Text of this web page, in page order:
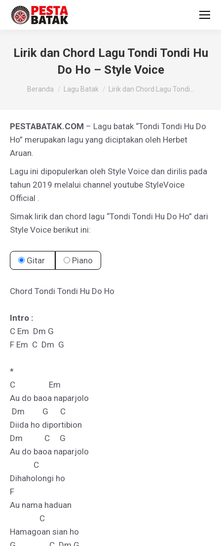
Lirik dan Chord Lagu Tondi Tondi Hu
Do Ho – Style Voice
You are here:
Beranda Lagu Batak Lirik dan Chord Lagu Tondi…
PESTABATAK.COM – Lagu batak “Tondi Tondi Hu Do
Ho” merupakan lagu yang diciptakan oleh Herbet
Aruan.
Lagu ini dipopulerkan oleh Style Voice dan dirilis pada
tahun 2019 melalui channel youtube StyleVoice
Official .
Simak lirik dan chord lagu “Tondi Tondi Hu Do Ho” dari
Style Voice berikut ini:
Gitar Piano
Chord Tondi Tondi Hu Do Ho
Intro :
C Em  Dm G
F Em  C  Dm  G
*
C                 Em
Au do baoa naparjolo
Diida ho diportibion
Dm           C     G
Au do baoa naparjolo
Dihaholongi ho
F
Au nama haduan
Hamagoan sian ho